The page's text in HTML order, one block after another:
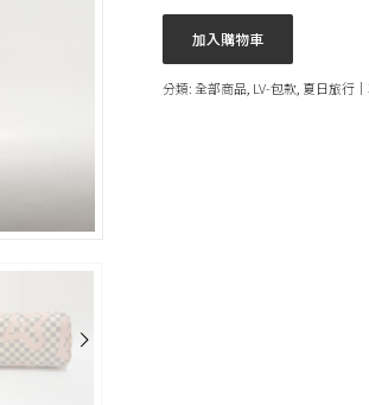
加入購物車
分類:全部商品, LV-包款, 夏日旅行